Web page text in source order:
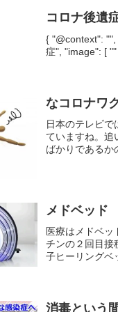
コロナ後遺
{ "@context":
症", "image": [
なコロナワ
日本のテレビ
ていますね。追
ばかりであるか
メドベッド
医療はメドベッ
チンの２回目接
子ヒーリングベ
消毒という